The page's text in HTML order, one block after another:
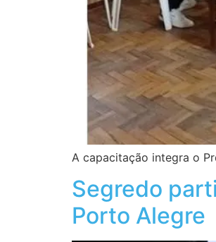
A capacitação integra o
Segredo
Porto Alegre